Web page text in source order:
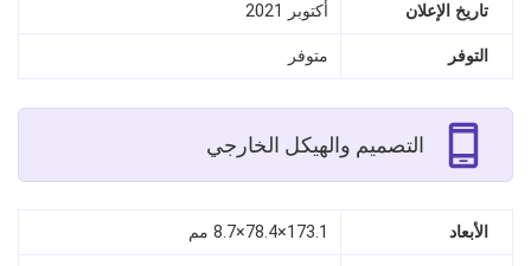
تاريخ الإعلان أكتوبر 2021
التوفر متوفر
التصميم والهيكل الخارجي
الأبعاد 173.1×78.4×8.7 مم